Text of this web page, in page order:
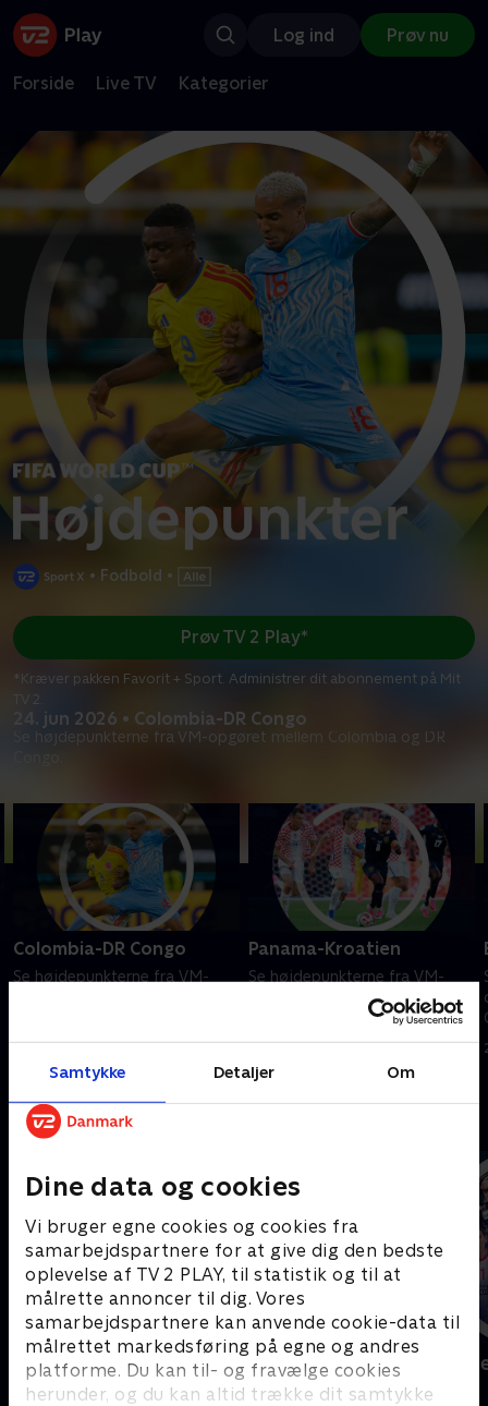
Samtykke Detaljer Om
Dine data og cookies
Vi bruger egne cookies og cookies fra
samarbejdspartnere for at give dig den bedste
oplevelse af TV 2 PLAY, til statistik og til at
målrette annoncer til dig. Vores
samarbejdspartnere kan anvende cookie-data til
målrettet markedsføring på egne og andres
platforme. Du kan til- og fravælge cookies
herunder, og du kan altid trække dit samtykke
Log ind Prøv nu
Forside Live TV Kategorier
• Fodbold •
24. jun 2026 • Colombia-DR Congo
Se højdepunkterne fra VM-opgøret mellem Colombia og DR
Prøv TV 2 Play*
*Kræver pakken Favorit + Sport. Administrer dit abonnement på Mit
TV 2.
Colombia-DR Congo
Se højdepunkterne fra VM-
24. juni 2026 • 5 min
Panama-Kroatien
Se højdepunkterne fra VM-
opgøret mellem Panama og
24. juni 2026 • 5 min
Andre så også
Sport Fokus
Sport Sport